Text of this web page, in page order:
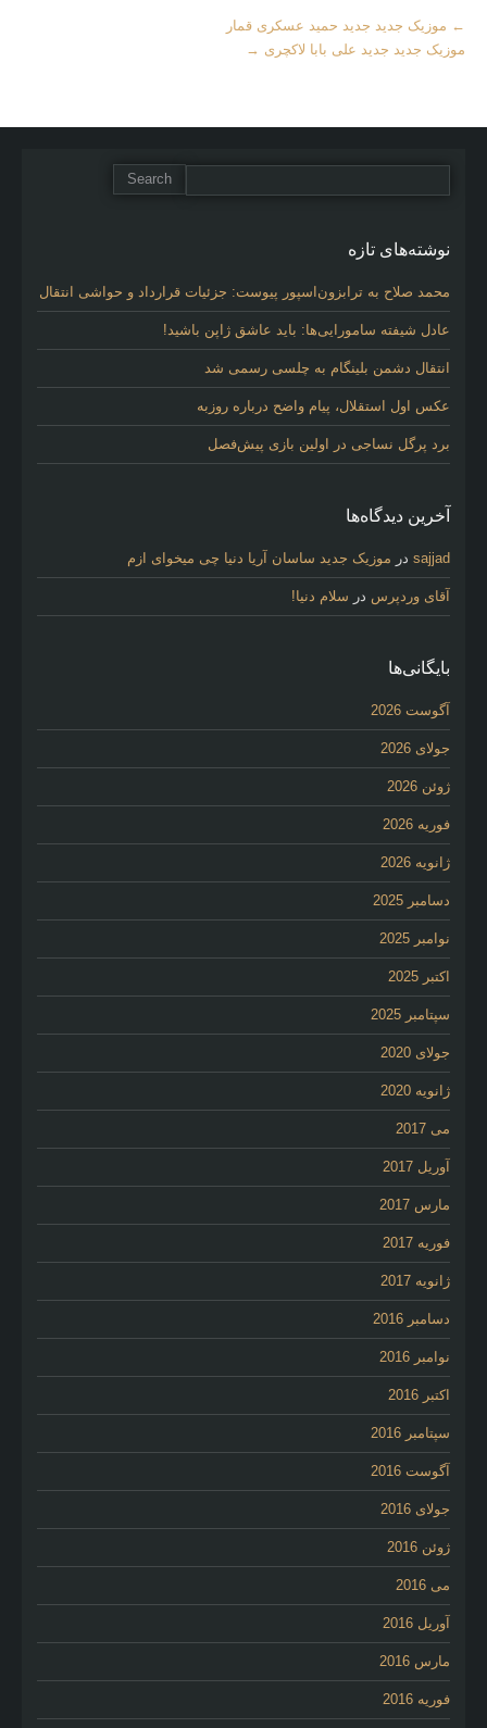
More
Articles
← موزیک جدید جديد حمید عسکری قمار
موزیک جدید جديد علی بابا لاکچری →
نوشته‌های تازه
محمد صلاح به ترابزون‌اسپور پیوست: جزئیات قرارداد و حواشی انتقال
عادل شیفته سامورایی‌ها: باید عاشق ژاپن باشید!
انتقال دشمن بلینگام به چلسی رسمی شد
عکس اول استقلال، پیام واضح درباره روزبه
برد پرگل نساجی در اولین بازی پیش‌فصل
آخرین دیدگاه‌ها
sajjad در موزیک جدید ساسان آریا دنیا چی میخوای ازم
آقای وردپرس در سلام دنیا!
بایگانی‌ها
آگوست 2026
جولای 2026
ژوئن 2026
فوریه 2026
ژانویه 2026
دسامبر 2025
نوامبر 2025
اکتبر 2025
سپتامبر 2025
جولای 2020
ژانویه 2020
می 2017
آوریل 2017
مارس 2017
فوریه 2017
ژانویه 2017
دسامبر 2016
نوامبر 2016
اکتبر 2016
سپتامبر 2016
آگوست 2016
جولای 2016
ژوئن 2016
می 2016
آوریل 2016
مارس 2016
فوریه 2016